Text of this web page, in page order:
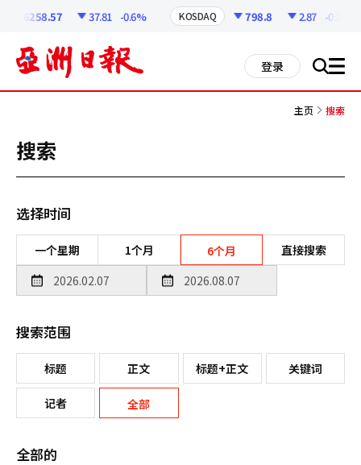
6258.57 37.81 -0.6% KOSDAQ 798.8 2.87 -0.36%
登录 搜 all
主页 搜索
搜索
选择时间
一个星期 1个月 6个月 直接搜索
搜索范围
标题 正文 标题+正文 关键词
记者 全部
全部的